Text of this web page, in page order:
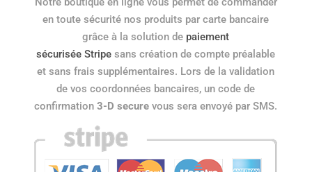
en toute sécurité nos produits par carte bancaire
grâce à la solution de paiement
sécurisée Stripe sans création de compte préalable
et sans frais supplémentaires. Lors de la validation
de vos coordonnées bancaires, un code de
confirmation3-D secure vous sera envoyé par SMS.